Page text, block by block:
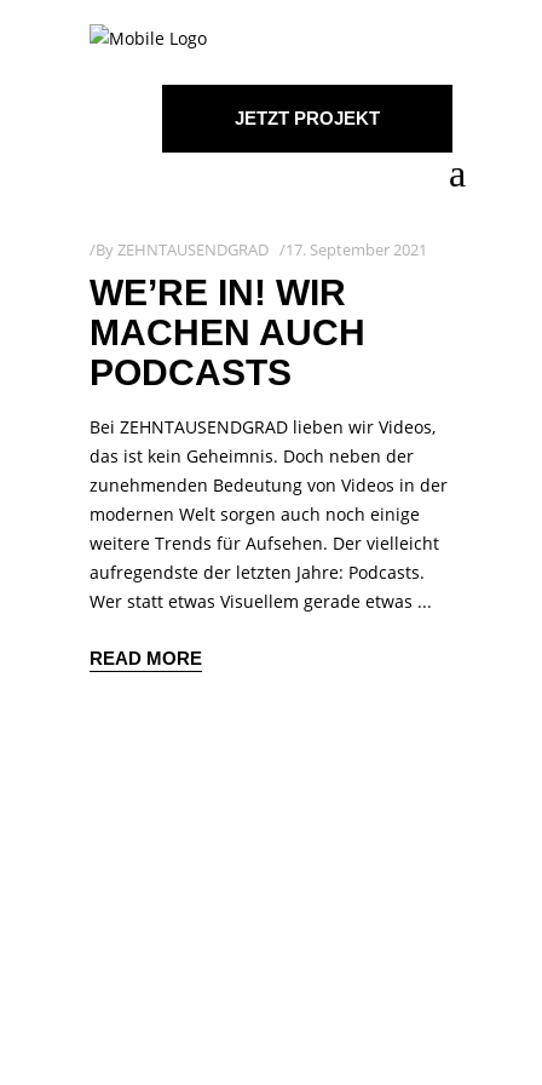
JETZT PROJEKT
ByZEHNTAUSENDGRAD 17. September 2021
WE’RE IN! WIR
MACHEN AUCH
PODCASTS
Bei ZEHNTAUSENDGRAD lieben wir Videos,
das ist kein Geheimnis. Doch neben der
zunehmenden Bedeutung von Videos in der
modernen Welt sorgen auch noch einige
weitere Trends für Aufsehen. Der vielleicht
aufregendste der letzten Jahre: Podcasts.
Wer statt etwas Visuellem gerade etwas
READ MORE